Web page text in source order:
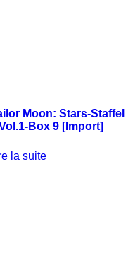
Moon: Stars-Staffel
Box 9 [Import]
la suite